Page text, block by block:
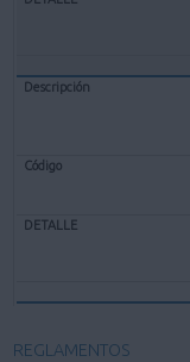
REGLAMENTOS